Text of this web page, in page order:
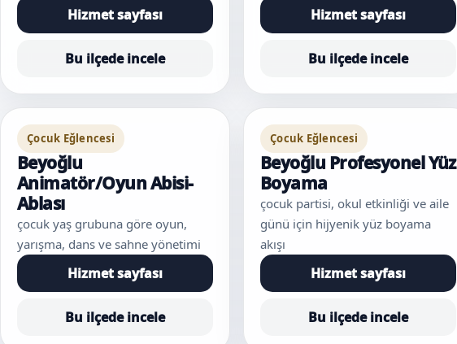
Hizmet sayfası
Bu ilçede incele
Hizmet sayfası
Bu ilçede incele
Çocuk Eğlencesi
Beyoğlu
Animatör/Oyun Abisi-
Ablası
çocuk yaş grubuna göre oyun,
yarışma, dans ve sahne yönetimi
Hizmet sayfası
Bu ilçede incele
Çocuk Eğlencesi
Beyoğlu Profesyonel Yüz
Boyama
çocuk partisi, okul etkinliği ve aile
günü için hijyenik yüz boyama
akışı
Hizmet sayfası
Bu ilçede incele